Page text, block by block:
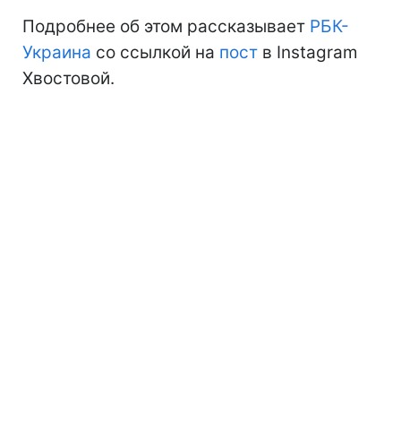
Подробнее об этом рассказывает РБК-
Украина со ссылкой на пост в Instagram
Хвостовой.